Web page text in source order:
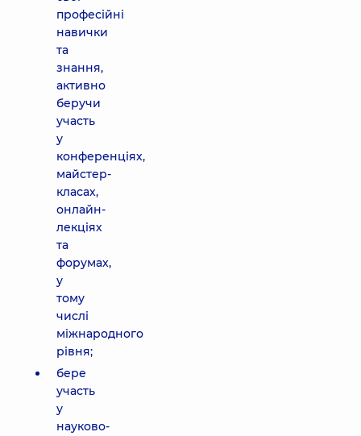
професійні
навички
та
знання,
активно
беручи
участь
у
конференціях,
майстер-
класах,
онлайн-
лекціях
та
форумах,
у
тому
числі
міжнародного
рівня;
бере
участь
у
науково-